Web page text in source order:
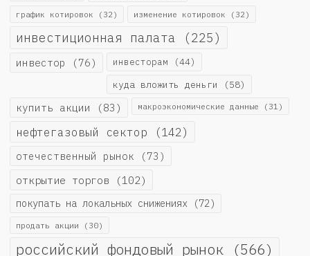
график котировок (32) изменение котировок (32)
инвестиционная палата (225)
инвестор (76) инвесторам (44)
куда вложить деньги (58)
купить акции (83) макроэкономические данные (31)
нефтегазовый сектор (142)
отечественный рынок (73)
открытие торгов (102)
покупать на локальных снижениях (72)
продать акции (30)
российский фондовый рынок (566)